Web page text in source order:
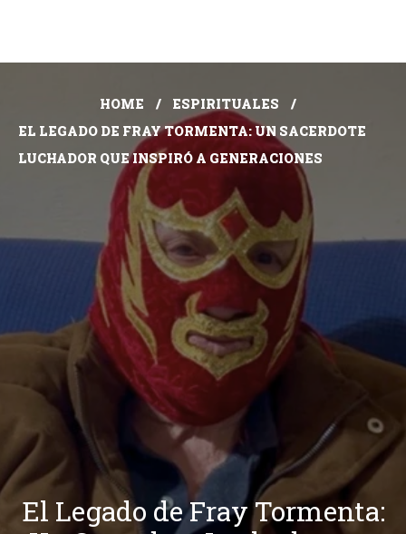
HOME
ESPIRITUALES
EL LEGADO DE FRAY TORMENTA: UN SACERDOTE
LUCHADOR QUE INSPIRÓ A GENERACIONES
El Legado de Fray Tormenta: